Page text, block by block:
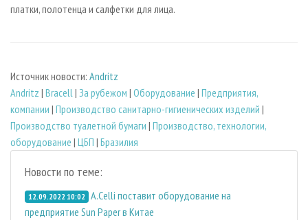
платки, полотенца и салфетки для лица.
Источник новости: Andritz
Andritz | Bracell| За рубежом | Оборудование | Предприятия,
компании | Производство санитарно-гигиенических изделий |
Производство туалетной бумаги | Производство, технологии,
оборудование | ЦБП | Бразилия
Новости по теме:
12.09.2022 10:02 A.Celli поставит оборудование на
предприятие Sun Paper в Китае